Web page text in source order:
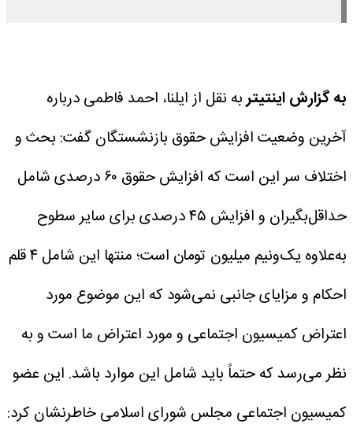
به گزارش اینتیتربه نقل از ایلنا، احمد فاطمی درباره
آخرین وضعیت افزایش حقوق بازنشستگان گفت: بحث و
اختلاف سر این است که افزایش حقوق ۶۰ درصدی شامل
حداقل‌بگیران و افزایش ۴۵ درصدی برای سایر سطوح
به‌علاوه یک‌ونیم میلیون تومان است؛ منتها این شامل ۴ قلم
احکام و مزایای جانبی نمی‌شود که این موضوع مورد
اعتراض کمیسیون اجتماعی و مورد اعتراض ما است و به
نظر می‌رسد که حتماً باید شامل این موارد باشد. این عضو
کمیسیون اجتماعی مجلس شورای اسلامی خاطرنشان کرد: